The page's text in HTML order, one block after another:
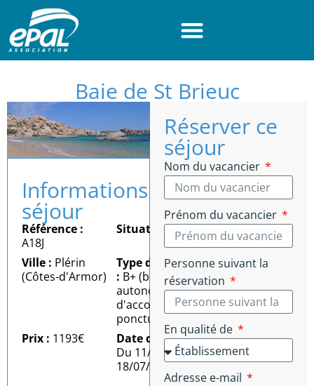
Baie de St Brieuc
Informations
séjour
Référence :
A18J
Situation :Mer
Ville : Plérin
(Côtes-d'Armor)
Type d'autonomie
: B+ (bonne
autonomie = besoin
d'accompagnement
ponctuel)
Prix : 1193€
Date du séjour :
Du 11/07/2026 au
18/07/2026
Réserver ce
séjour
Nom du vacancier
Prénom du vacancier
Personne suivant la
réservation
En qualité de
Adresse e-mail
Panneau de gestion des cookies